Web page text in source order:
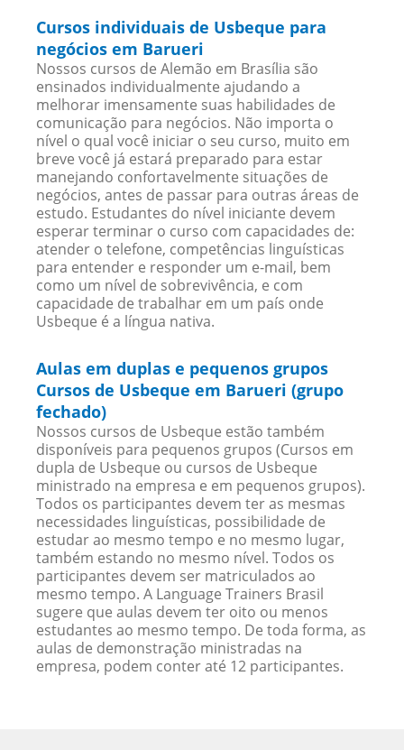
Cursos individuais de Usbeque para
negócios em Barueri
Nossos cursos de Alemão em Brasília são
ensinados individualmente ajudando a
melhorar imensamente suas habilidades de
comunicação para negócios. Não importa o
nível o qual você iniciar o seu curso, muito em
breve você já estará preparado para estar
manejando confortavelmente situações de
negócios, antes de passar para outras áreas de
estudo. Estudantes do nível iniciante devem
esperar terminar o curso com capacidades de:
atender o telefone, competências linguísticas
para entender e responder um e-mail, bem
como um nível de sobrevivência, e com
capacidade de trabalhar em um país onde
Usbeque é a língua nativa.
Aulas em duplas e pequenos grupos
Cursos de Usbeque em Barueri (grupo
fechado)
Nossos cursos de Usbeque estão também
disponíveis para pequenos grupos (Cursos em
dupla de Usbeque ou cursos de Usbeque
ministrado na empresa e em pequenos grupos).
Todos os participantes devem ter as mesmas
necessidades linguísticas, possibilidade de
estudar ao mesmo tempo e no mesmo lugar,
também estando no mesmo nível. Todos os
participantes devem ser matriculados ao
mesmo tempo. A Language Trainers Brasil
sugere que aulas devem ter oito ou menos
estudantes ao mesmo tempo. De toda forma, as
aulas de demonstração ministradas na
empresa, podem conter até 12 participantes.